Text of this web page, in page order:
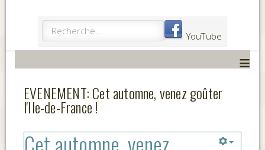
YouTube
≡
EVENEMENT: Cet automne, venez goûter
l'Ile-de-France !